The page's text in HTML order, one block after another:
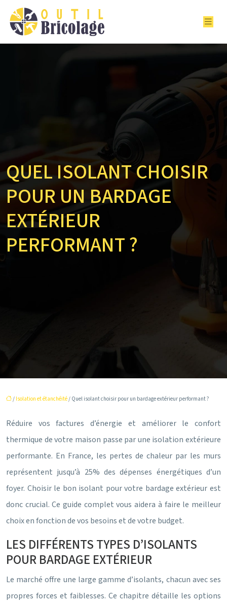
QUEL ISOLANT CHOISIR
POUR UN BARDAGE
EXTÉRIEUR
PERFORMANT ?
/ Isolation et étanchéité/ Quel isolant choisir pour un bardage extérieur performant ?
Réduire vos factures d’énergie et améliorer le confort
thermique de votre maison passe par une isolation extérieure
performante. En France, les pertes de chaleur par les murs
représentent jusqu’à 25% des dépenses énergétiques d’un
foyer. Choisir le bon isolant pour votre bardage extérieur est
donc crucial. Ce guide complet vous aidera à faire le meilleur
choix en fonction de vos besoins et de votre budget.
LES DIFFÉRENTS TYPES D’ISOLANTS
POUR BARDAGE EXTÉRIEUR
Le marché offre une large gamme d’isolants, chacun avec ses
propres forces et faiblesses. Ce chapitre détaille les options